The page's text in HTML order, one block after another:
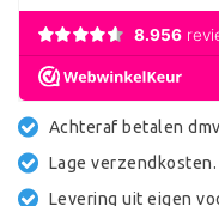
Achteraf betalen
Lage verzendkosten.
Levering uit eigen